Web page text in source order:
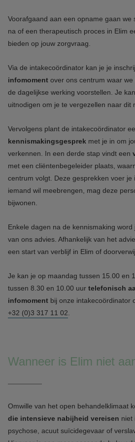
Voorafgaand aan een opname gaan we
na of een therapeutisch proces in Elim
bieden op jouw zorgvraag.
Via de intakecoördinator kan je je
infomoment over ons centrum waar
de dagelijkse werking voorstellen. Je
uitnodigen om je te vergezellen naar dit
Vervolgens plant de intakecoördinator
kennismakingsgesprek met je in om
verkennen. In een derde stap vindt een
met een cliëntenbegeleider plaats,
centrum volgt. Deze gesprekken voer je
iemand wil meebrengen, mag deze
bijwonen.
Enkele dagen na de kennismaking
van ons advies. Afhankelijk van het
een start van verblijf in Elim of
Je kan je op maandag tussen 15.00 en
tussen 8.30 en 10.00 uur telefonisch
infomoment bij onze intakecoördinator
+32 (0)3 317 11 02
Wanneer is Elim niet
Omwille van het open behandelklimaat
die intensieve nabijheid vereisen niet
psychose, acuut suïcidegevaar of